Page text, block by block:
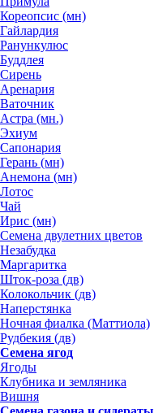
Кореопсис (мн)
Гайлардия
Ранункулюс
Буддлея
Сирень
Аренария
Ваточник
Астра (мн.)
Эхиум
Сапонария
Герань (мн)
Анемона (мн)
Лотос
Чай
Ирис (мн)
Семена двулетних цветов
Незабудка
Маргаритка
Шток-роза (дв)
Колокольчик (дв)
Наперстянка
Ночная фиалка (Маттиола)
Рудбекия (дв)
Семена ягод
Ягоды
Клубника и земляника
Вишня